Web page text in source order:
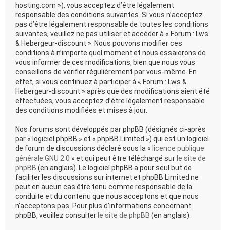
hosting.com »), vous acceptez d’être légalement
responsable des conditions suivantes. Si vous n’acceptez
pas d’être légalement responsable de toutes les conditions
suivantes, veuillez ne pas utiliser et accéder à « Forum : Lws
& Hebergeur-discount ». Nous pouvons modifier ces
conditions à n’importe quel moment et nous essaierons de
vous informer de ces modifications, bien que nous vous
conseillons de vérifier régulièrement par vous-même. En
effet, si vous continuez à participer à « Forum : Lws &
Hebergeur-discount » après que des modifications aient été
effectuées, vous acceptez d’être légalement responsable
des conditions modifiées et mises à jour.
Nos forums sont développés par phpBB (désignés ci-après
par « logiciel phpBB » et « phpBB Limited ») qui est un logiciel
de forum de discussions déclaré sous la « licence publique
générale GNU 2.0 » et qui peut être téléchargé sur le site de
phpBB (en anglais). Le logiciel phpBB a pour seul but de
faciliter les discussions sur internet et phpBB Limited ne
peut en aucun cas être tenu comme responsable de la
conduite et du contenu que nous acceptons et que nous
n’acceptons pas. Pour plus d’informations concernant
phpBB, veuillez consulter le site de phpBB (en anglais).